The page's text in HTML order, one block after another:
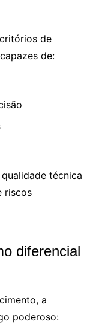
de
de:
técnica
riscos
diferencial
a
poderoso: